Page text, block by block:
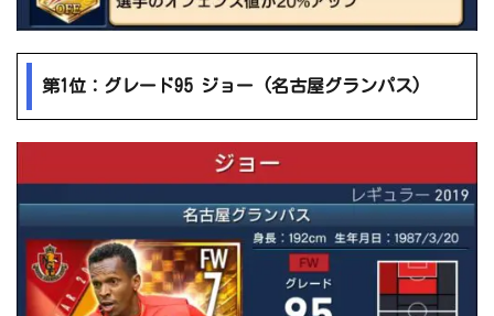
第1位：グレード95 ジョー (名古屋グランパス)